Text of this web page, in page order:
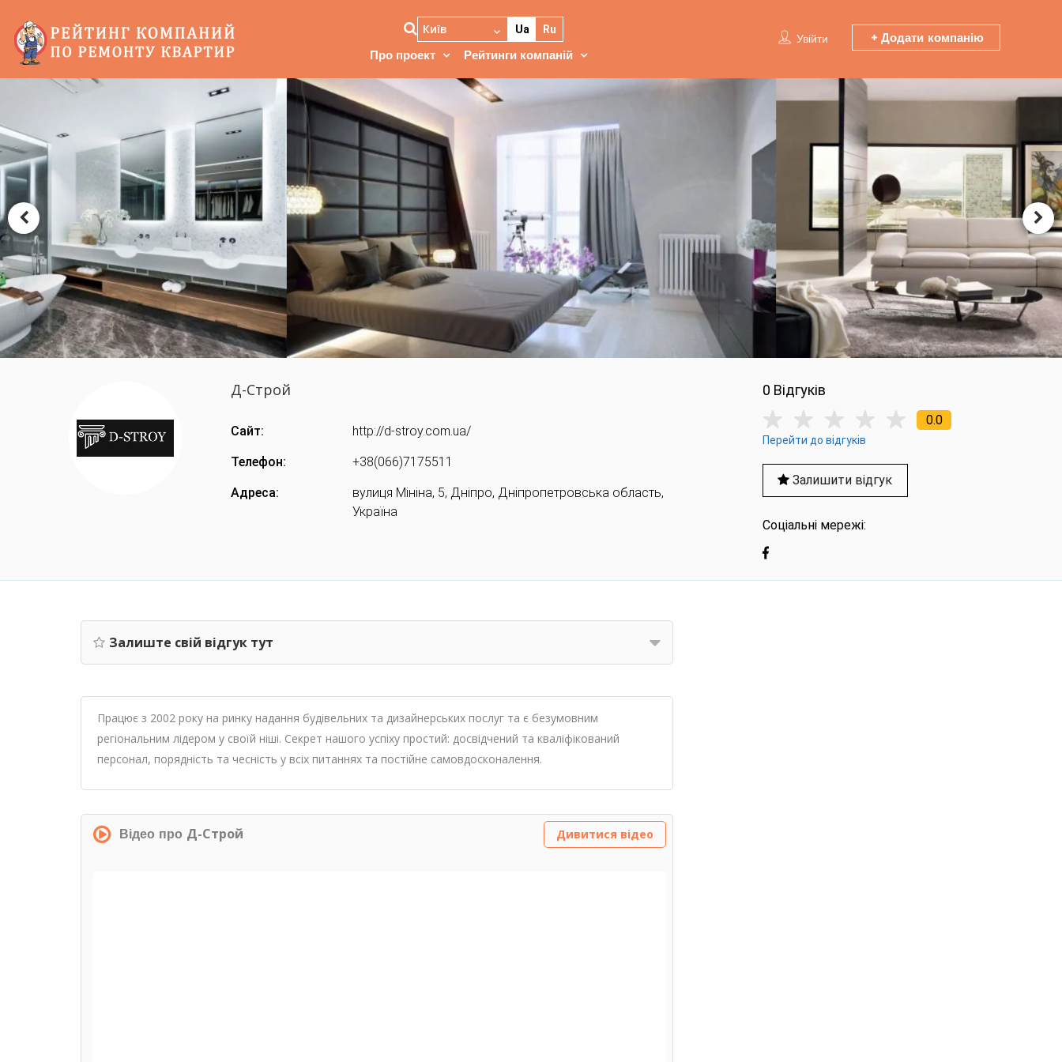
Київ Ua Ru
Про проект Рейтинги компаній
Увійти Додати компанію
Д-Строй
Сайт: http://d-stroy.com.ua/
Телефон: +38(066)7175511
Адреса:
вулиця Мініна, 5, Дніпро, Дніпропетровська область,
Україна
0 Вiдгукiв
0.0
Перейти до відгуків
Залишити відгук
Соціальні мережі:
Залиште свій відгук тут
Працює з 2002 року на ринку надання будівельних та дизайнерських послуг та є безумовним
регіональним лідером у своїй ніші. Секрет нашого успіху простий: досвідчений та кваліфікований
персонал, порядність та чесність у всіх питаннях та постійне самовдосконалення.
Відео про Д-Строй Дивитися відео